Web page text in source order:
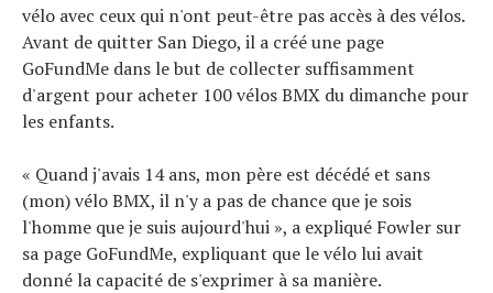
vélo avec ceux qui n'ont peut-être pas accès à des vélos.
Avant de quitter San Diego, il a créé une page
GoFundMe dans le but de collecter suffisamment
d'argent pour acheter 100 vélos BMX du dimanche pour
les enfants.
« Quand j'avais 14 ans, mon père est décédé et sans
(mon) vélo BMX, il n'y a pas de chance que je sois
l'homme que je suis aujourd'hui », a expliqué Fowler sur
sa page GoFundMe, expliquant que le vélo lui avait
donné la capacité de s'exprimer à sa manière.